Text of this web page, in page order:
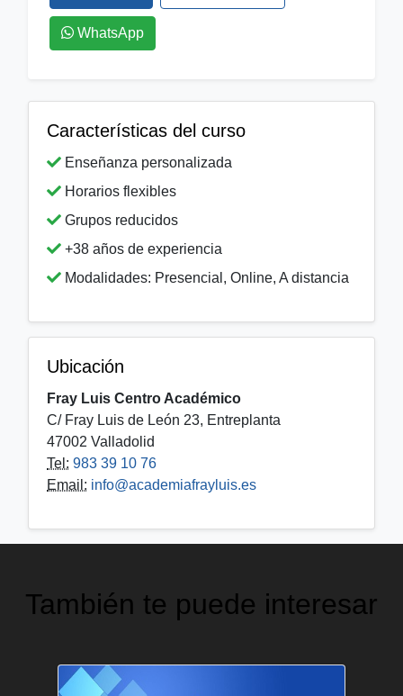
WhatsApp
Características del curso
Enseñanza personalizada
Horarios flexibles
Grupos reducidos
+38 años de experiencia
Modalidades: Presencial, Online, A distancia
Ubicación
Fray Luis Centro Académico
C/ Fray Luis de León 23, Entreplanta
47002 Valladolid
Tel: 983 39 10 76
Email: info@academiafrayluis.es
También te puede interesar